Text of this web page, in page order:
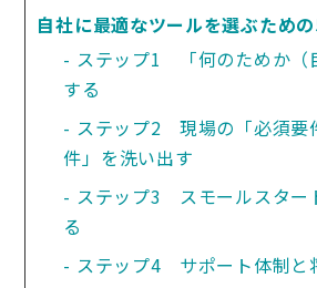
自社に最適なツールを選ぶため
ステップ1　「何のためか（
する
ステップ2　現場の「必須要
件」を洗い出す
ステップ3　スモールスター
る
ステップ4　サポート体制と